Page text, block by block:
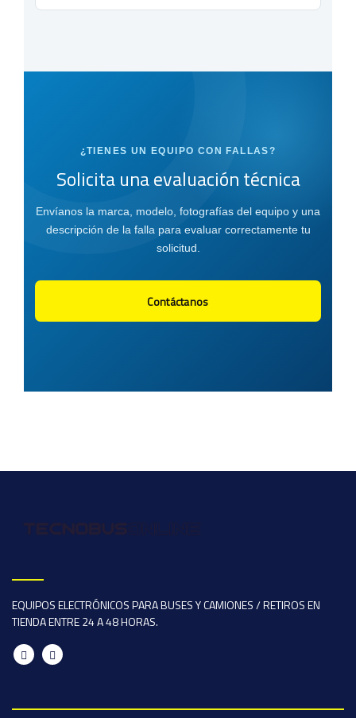
¿TIENES UN EQUIPO CON FALLAS?
Solicita una evaluación técnica
Envíanos la marca, modelo, fotografías del equipo y una
descripción de la falla para evaluar correctamente tu
solicitud.
Contáctanos
EQUIPOS ELECTRÓNICOS PARA BUSES Y CAMIONES / RETIROS EN
TIENDA ENTRE 24 A 48 HORAS.